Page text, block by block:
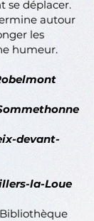
se déplacer.
autour
les
humeur.
devant-
la-Loue